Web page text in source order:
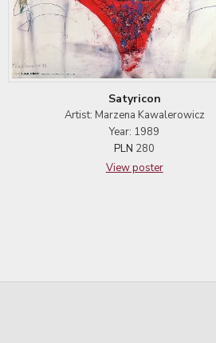
Satyricon
Artist: Marzena Kawalerowicz
Year: 1989
PLN 280
View poster